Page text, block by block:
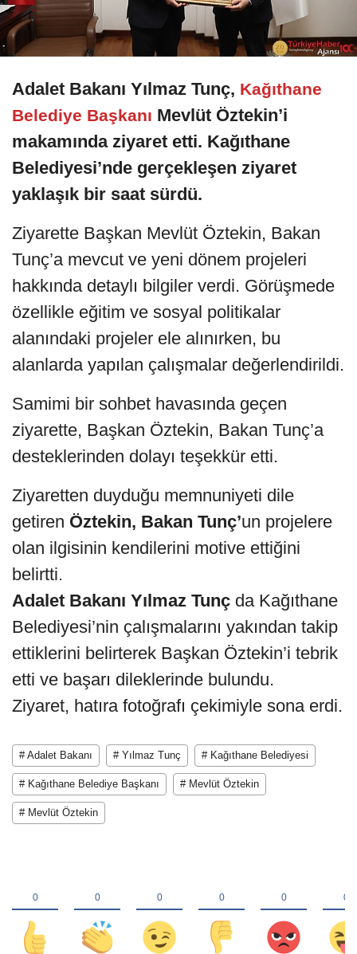
Adalet Bakanı Yılmaz Tunç, Kağıthane
Belediye Başkanı Mevlüt Öztekin’i
makamında ziyaret etti. Kağıthane
Belediyesi’nde gerçekleşen ziyaret
yaklaşık bir saat sürdü.
Ziyarette Başkan Mevlüt Öztekin, Bakan
Tunç’a mevcut ve yeni dönem projeleri
hakkında detaylı bilgiler verdi. Görüşmede
özellikle eğitim ve sosyal politikalar
alanındaki projeler ele alınırken, bu
alanlarda yapılan çalışmalar değerlendirildi.
Samimi bir sohbet havasında geçen
ziyarette, Başkan Öztekin, Bakan Tunç’a
desteklerinden dolayı teşekkür etti.
Ziyaretten duyduğu memnuniyeti dile
getiren Öztekin, Bakan Tunç’un projelere
olan ilgisinin kendilerini motive ettiğini
belirtti.
Adalet Bakanı Yılmaz Tunç da Kağıthane
Belediyesi’nin çalışmalarını yakından takip
ettiklerini belirterek Başkan Öztekin’i tebrik
etti ve başarı dileklerinde bulundu.
Ziyaret, hatıra fotoğrafı çekimiyle sona erdi.
# Adalet Bakanı # Yılmaz Tunç # Kağıthane Belediyesi
# Kağıthane Belediye Başkanı # Mevlüt Öztekin
# Mevlüt Öztekin